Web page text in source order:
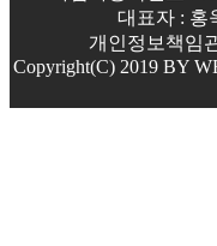
대표자 : 홍
개인정보책임
Copyright(C) 2019 BY